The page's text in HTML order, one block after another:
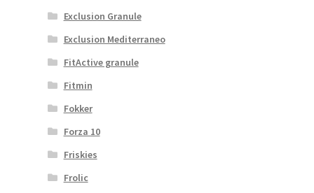
Exclusion Granule
Exclusion Mediterraneo
FitActive granule
Fitmin
Fokker
Forza 10
Friskies
Frolic